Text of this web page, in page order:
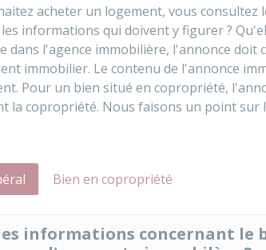
acheter un logement, vous consultez
informations qui doivent y figurer ?
dans l'agence immobilière, l'annonce
immobilier. Le contenu de l'annonce
Pour un bien situé en copropriété,
la copropriété. Nous faisons un point sur
Bien en copropriété
informations concernant le